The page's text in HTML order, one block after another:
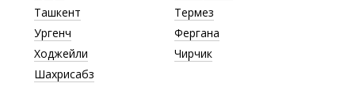
Ташкент
Термез
Ургенч
Фергана
Ходжейли
Чирчик
Шахрисабз